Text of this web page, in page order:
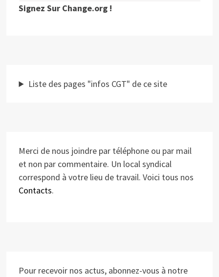
Signez Sur Change.org !
Liste des pages "infos CGT" de ce site
Merci de nous joindre par téléphone ou par mail
et non par commentaire. Un local syndical
correspond à votre lieu de travail. Voici tous nos
Contacts.
Pour recevoir nos actus, abonnez-vous à notre